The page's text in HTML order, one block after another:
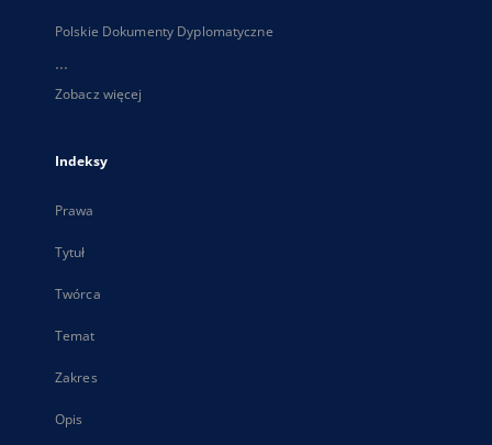
Polskie Dokumenty Dyplomatyczne
...
Zobacz więcej
Indeksy
Prawa
Tytuł
Twórca
Temat
Zakres
Opis